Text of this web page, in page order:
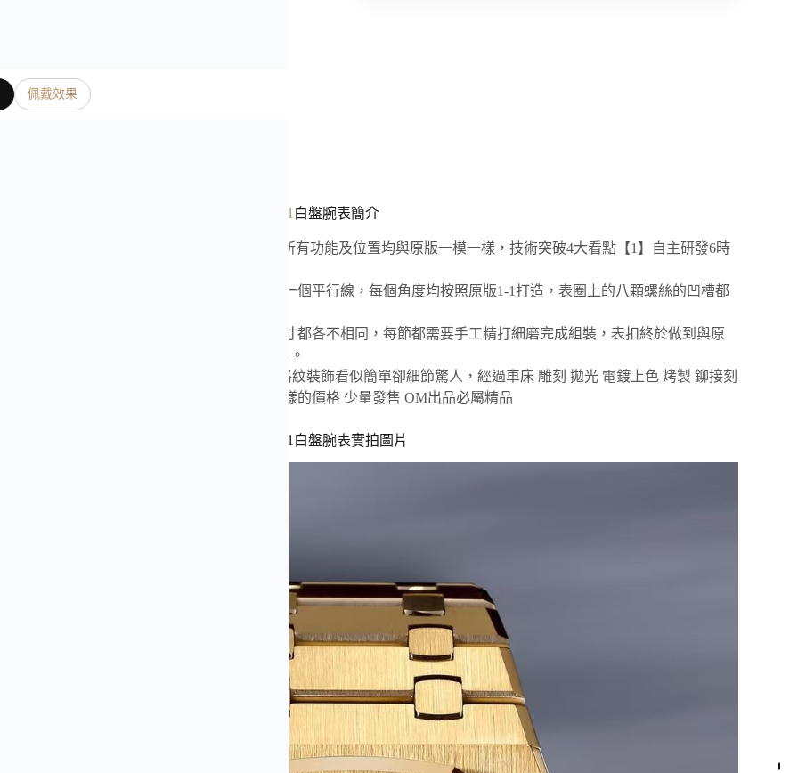
佩戴效果
26320BA.OO.1220BA.01 白盤腕表簡介
最新重大突破：愛彼皇家橡樹26331計時系列 所有功能及位置均與原版一模一樣，技術突破4大看點【1】自主研發6時
三明治表殼難度在於每個八角形邊緣線條都在一個平行線，每個角度均按照原版1-1打造，表圈上的八顆螺絲的凹槽都
皇家橡樹「遞減式」鏈節結構，每個鏈節的尺寸都各不相同，每節都需要手工精打細磨完成組裝，表扣終於做到與原
了，灰色底光亮的字體每一個都是那麽的耀眼。
皇家橡樹表盤采用標誌性的「tapisserie」網格格紋裝飾看似簡單卻細節驚人，經過車床 雕刻 拋光 電鍍上色 烤製 鉚接刻
光 如大象無形！一樣的功能一樣的品質不一樣的價格 少量發售 OM出品必屬精品
愛彼皇家橡樹計時系列26320BA.OO.1220BA.01白盤腕表實拍圖片